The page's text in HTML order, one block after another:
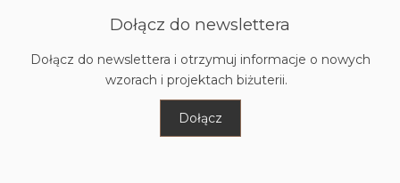
Dołącz do newslettera
Dołącz do newslettera i otrzymuj informacje o nowych
wzorach i projektach biżuterii.
Dołącz